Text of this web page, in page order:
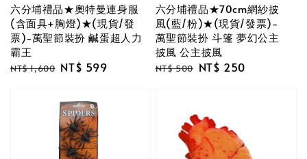
六分埔禮品★奧特曼連身服
(含面具+胸燈)★(現貨/發
票)-萬聖節裝扮 鹹蛋超人力
霸王
Regular
NT$ 1,600 Sale
NT$ 599
六分埔禮品★70cm網紗披
風(藍/粉)★(現貨/發票)-
萬聖節裝扮 斗篷 夢幻公主
披風 公主披風
Regular
NT$ 500 Sale
NT$ 250